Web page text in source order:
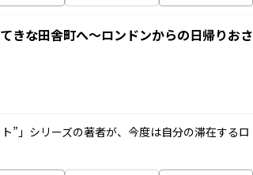
きな田舎町へ～ロンドンからの日帰りおさ
”」シリーズの著者が、今度は自分の滞在するロ